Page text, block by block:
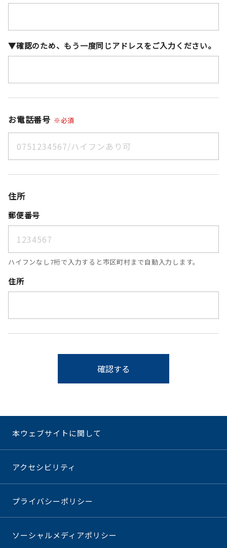
▼確認のため、もう一度同じアドレスをご入力ください。
お電話番号 ※必須
住所
郵便番号
ハイフンなし7桁で入力すると市区町村まで自動入力します。
住所
確認する
本ウェブサイトに関して
アクセシビリティ
プライバシーポリシー
ソーシャルメディアポリシー